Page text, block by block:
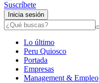
Suscríbete
Inicia sesión
Lo último
Peru Quiosco
Portada
Empresas
Management & Empleo